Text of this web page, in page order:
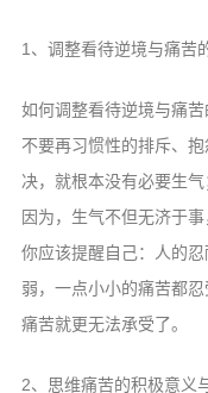
1、调整看待逆境与痛苦
如何调整看待逆境与痛
不要再习惯性的排斥、
决，就根本没有必要生
因为，生气不但无济于
你应该提醒自己：人的
弱，一点小小的痛苦都
痛苦就更无法承受了。
2、思维痛苦的积极意义